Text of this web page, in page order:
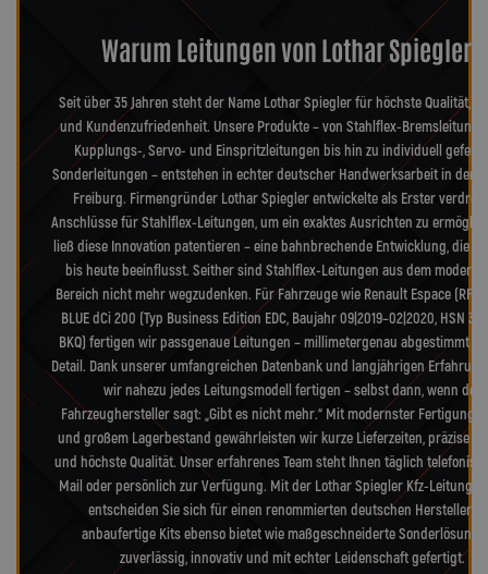
Warum Leitungen von Lothar Spiegler?
Seit über 35 Jahren steht der Name Lothar Spiegler für höchste Qualität,
und Kundenzufriedenheit. Unsere Produkte – von Stahlflex-
Kupplungs-, Servo- und Einspritzleitungen bis hin zu individuell
Sonderleitungen – entstehen in echter deutscher Handwerksarbeit in der
Freiburg. Firmengründer Lothar Spiegler entwickelte als Erster
Anschlüsse für Stahlflex-Leitungen, um ein exaktes Ausrichten zu
ließ diese Innovation patentieren – eine bahnbrechende Entwicklung, die
bis heute beeinflusst. Seither sind Stahlflex-Leitungen aus dem
Bereich nicht mehr wegzudenken. Für Fahrzeuge wie Renault Espace (RFC)
BLUE dCi 200 (Typ Business Edition EDC, Baujahr 09|2019–02|2020, HSN
BKQ) fertigen wir passgenaue Leitungen – millimetergenau abgestimmt
Detail. Dank unserer umfangreichen Datenbank und langjährigen
wir nahezu jedes Leitungsmodell fertigen – selbst dann, wenn der
Fahrzeughersteller sagt: „Gibt es nicht mehr.“ Mit modernster
und großem Lagerbestand gewährleisten wir kurze Lieferzeiten, präzise
und höchste Qualität. Unser erfahrenes Team steht Ihnen täglich
Mail oder persönlich zur Verfügung. Mit der Lothar Spiegler Kfz-Leitungen
entscheiden Sie sich für einen renommierten deutschen Hersteller,
anbaufertige Kits ebenso bietet wie maßgeschneiderte
zuverlässig, innovativ und mit echter Leidenschaft gefertigt.